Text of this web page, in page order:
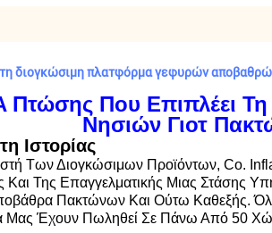
τη διογκώσιμη πλατφόρμα γεφυρών
Πτώσης Που Επιπλέει
Νησιών Γιοτ
Ιστορίας
Των Διογκώσιμων Προϊόντων, Co.
Της Επαγγελματικής Μιας Στάσης
Πακτώνων Και Ούτω Καθεξής.
Μας Έχουν Πωληθεί Σε Πάνω Από 50